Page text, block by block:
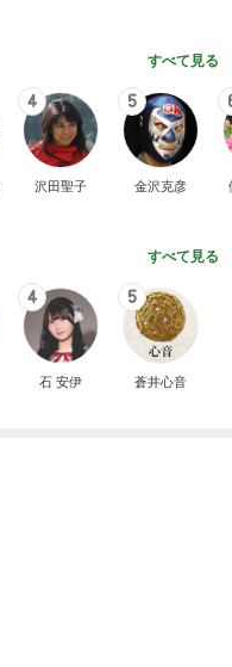
すべて見る
4
沢田聖子
5
金沢克彦
すべて見る
4
石 安伊
5
蒼井心音